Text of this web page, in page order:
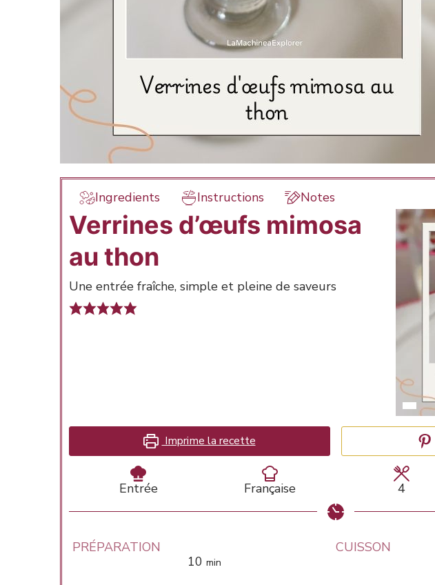
Ingredients Instructions Notes
Verrines d’œufs mimosa
au thon
Une entrée fraîche, simple et pleine de saveurs
Imprime la recette
Entrée Française 4
PRÉPARATION
10minutes
min
CUISSON